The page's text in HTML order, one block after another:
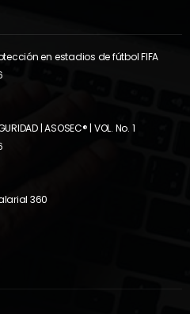
en estadios de fútbol FIFA
| ASOSEC® | VOL. No. 1
360